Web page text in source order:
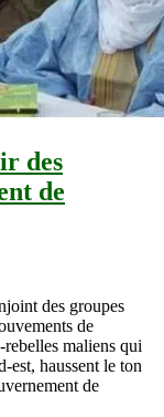
des
de
des groupes
de
maliens qui
haussent le ton
de